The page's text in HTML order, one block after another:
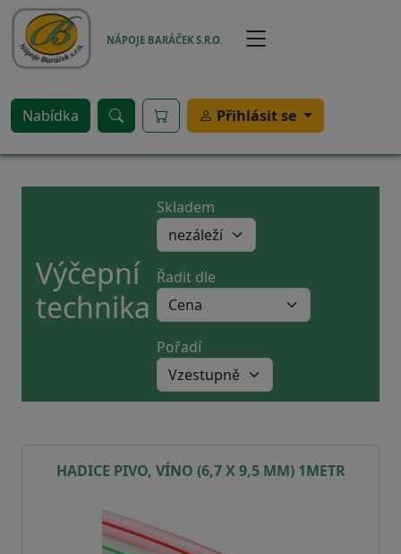
Přejít k hlavnímu obsahu
NÁPOJE BARÁČEK S.R.O.
Nabídka Přihlásit se
Výčepní
technika
Skladem
Řadit dle
Pořadí
HADICE PIVO, VÍNO (6,7 X 9,5 MM) 1METR